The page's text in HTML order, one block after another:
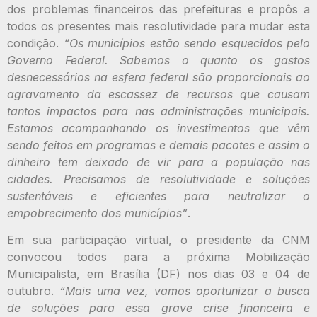
dos problemas financeiros das prefeituras e propôs a
todos os presentes mais resolutividade para mudar esta
condição. “Os municípios estão sendo esquecidos pelo
Governo Federal. Sabemos o quanto os gastos
desnecessários na esfera federal são proporcionais ao
agravamento da escassez de recursos que causam
tantos impactos para nas administrações municipais.
Estamos acompanhando os investimentos que vêm
sendo feitos em programas e demais pacotes e assim o
dinheiro tem deixado de vir para a população nas
cidades. Precisamos de resolutividade e soluções
sustentáveis e eficientes para neutralizar o
empobrecimento dos municípios”.
Em sua participação virtual, o presidente da CNM
convocou todos para a próxima Mobilização
Municipalista, em Brasília (DF) nos dias 03 e 04 de
outubro. “Mais uma vez, vamos oportunizar a busca
de soluções para essa grave crise financeira e